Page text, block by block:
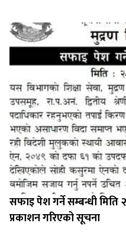
सफाइ पेश गर्ने सम्बन्धी मिति
प्रकाशन गरिएको सूचना